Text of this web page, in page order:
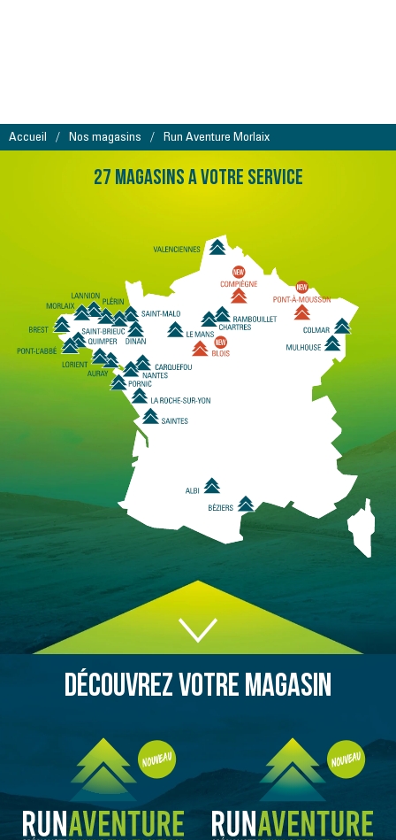
Accueil Nos magasins Run Aventure Morlaix
27 MAGASINS A VOTRE SERVICE
DÉCOUVREZ VOTRE MAGASIN